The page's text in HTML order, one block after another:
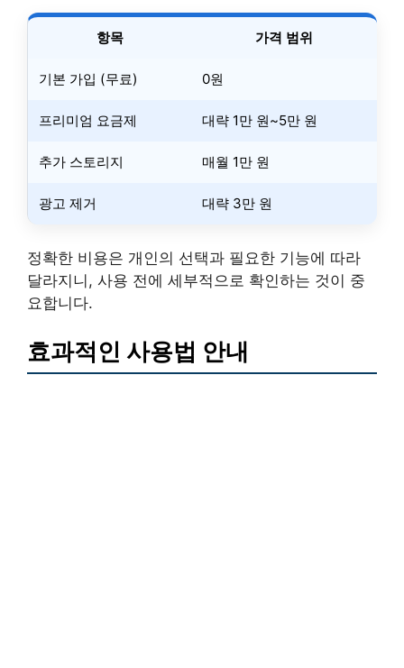
항목 가격 범위
기본 가입 (무료) 0원
프리미엄 요금제 대략 1만 원~5만 원
추가 스토리지 매월 1만 원
광고 제거 대략 3만 원
정확한 비용은 개인의 선택과 필요한 기능에 따라
달라지니, 사용 전에 세부적으로 확인하는 것이 중
요합니다.
효과적인 사용법 안내